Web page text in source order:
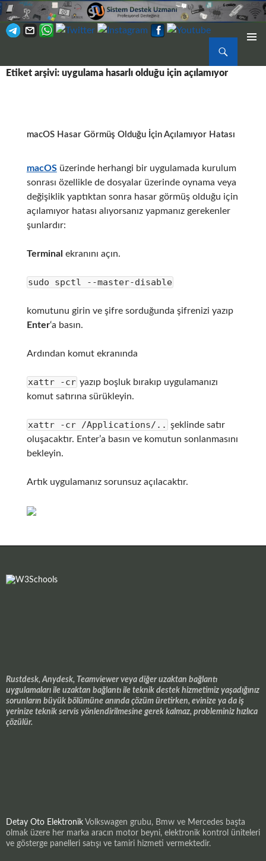
ATLA
Etiket arşivi: uygulama hasarlı olduğu için açılamıyor
macOS Hasar Görmüş Olduğu İçin Açılamıyor Hatası
macOSüzerinde herhangi bir uygulamada kurulum
sonrası özellikle de dosyalar üzerinde oynama veya
değişiklik yaptıktan sonra hasar görmüş olduğu için
açılamıyor hatası alıyorsanız yapmanız gerekenler
şunlardır:
Terminal ekranını açın.
sudo spctl --master-disable
komutunu girin ve şifre sorduğunda şifrenizi yazıp
Enter‘a basın.
Ardından komut ekranında
xattr -cr yazıp boşluk bırakıp uygulamanızı
komut satırına sürükleyin.
xattr -cr /Applications/.. şeklinde satır
oluşacaktır. Enter’a basın ve komutun sonlanmasını
bekleyin.
Artık uygulamanız sorunsuz açılacaktır.
Rustdesk, Anydesk, Teamviewer veya diğer uzaktan bağlantı
uygulamaları ile uzaktan bağlantı ile teknik destek hizmetimiz yaşadığınız
sorunların büyük bölümüne anında çözüm üretirken, evinize ya da iş
yerinize teknik servis yönlendirilmesine gerek kalmaz, probleminiz hızlıca
çözülür.
Detay Oto Elektronik Volkswagen grubu, Bmw ve Mercedes başta
olmak üzere her marka aracın motor beyni, elektronik kontrol üniteleri
ve gösterge panelleri satışı ve tamiri hizmeti vermektedir.